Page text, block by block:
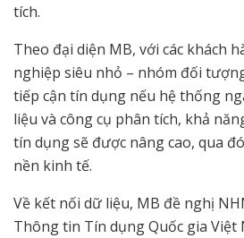
tích.
Theo đại diện MB, với các khách
nghiệp siêu nhỏ – nhóm đối
tiếp cận tín dụng nếu hệ thống
liệu và công cụ phân tích, khả
tín dụng sẽ được nâng cao, qua
nền kinh tế.
Về kết nối dữ liệu, MB đề nghị
Thông tin Tín dụng Quốc gia Việt